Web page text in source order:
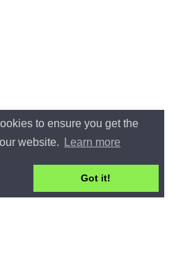
to ensure you get the
website.
Learn more
Got it!